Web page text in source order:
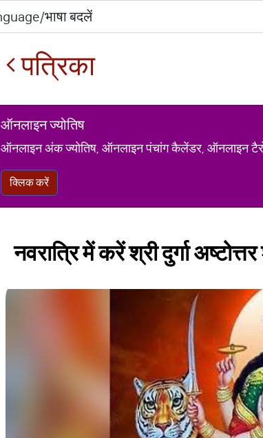
पत्रिका
ऑनलाइन ज्योतिष
ऑनलाइन अंक ज्योतिष, ऑनलाइन पंचांग कैलेंडर, ऑनलाइन
क्लिक करें
नवरात्रि में करें श्री दुर्गा